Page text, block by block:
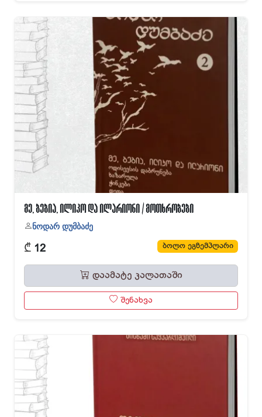
მე, ბებია, ილიკო და ილარიონი / მოთხრობები
ნოდარ დუმბაძე
₾ 12 ბოლო ეგზემპლარი
დაამატე კალათაში
შენახვა